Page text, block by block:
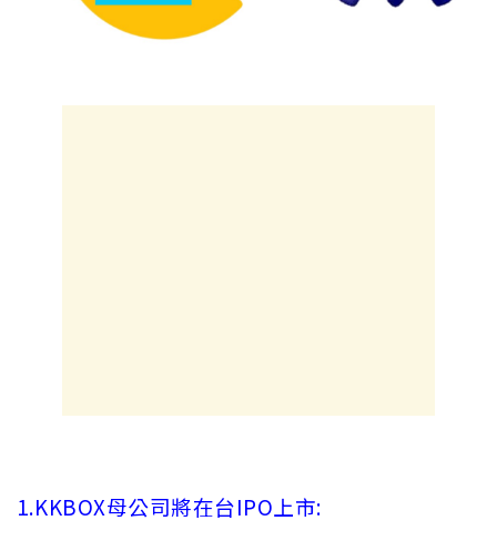
1.KKBOX母公司將在台IPO上市: